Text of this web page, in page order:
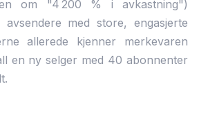
om "4 200 % i avkastning")
med store, engasjerte
allerede kjenner merkevaren
en ny selger med 40 abonnenter